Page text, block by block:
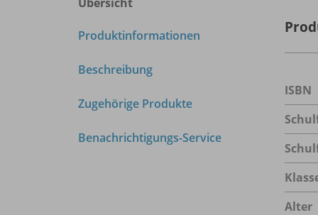
Produktinformationen
Beschreibung
Zugehörige Produkte
Benachrichtigungs-Service
ISBN
Alter